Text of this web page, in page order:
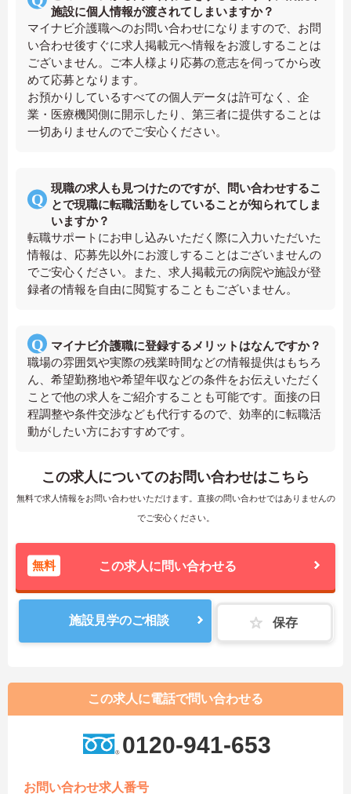
施設に個人情報が渡されてしまいますか？
マイナビ介護職へのお問い合わせになりますので、お問
い合わせ後すぐに求人掲載元へ情報をお渡しすることは
ございません。ご本人様より応募の意志を伺ってから改
めて応募となります。
お預かりしているすべての個人データは許可なく、企
業・医療機関側に開示したり、第三者に提供することは
一切ありませんのでご安心ください。
現職の求人も見つけたのですが、問い合わせするこ
とで現職に転職活動をしていることが知られてしま
いますか？
転職サポートにお申し込みいただく際に入力いただいた
情報は、応募先以外にお渡しすることはございませんの
でご安心ください。また、求人掲載元の病院や施設が登
録者の情報を自由に閲覧することもございません。
マイナビ介護職に登録するメリットはなんですか？
職場の雰囲気や実際の残業時間などの情報提供はもちろ
ん、希望勤務地や希望年収などの条件をお伝えいただく
ことで他の求人をご紹介することも可能です。面接の日
程調整や条件交渉なども代行するので、効率的に転職活
動がしたい方におすすめです。
この求人についてのお問い合わせはこちら
無料で求人情報をお問い合わせいただけます。直接の問い合わせではありませんの
でご安心ください。
無料 この求人に問い合わせる
施設見学のご相談 保存
この求人に電話で問い合わせる
0120-941-653
お問い合わせ求人番号